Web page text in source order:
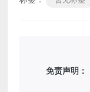
免责声明：